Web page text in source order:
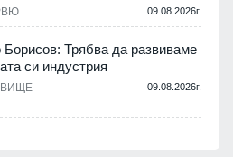
09.08.2026г.
Борисов: Трябва да развиваме
си индустрия
09.08.2026г.